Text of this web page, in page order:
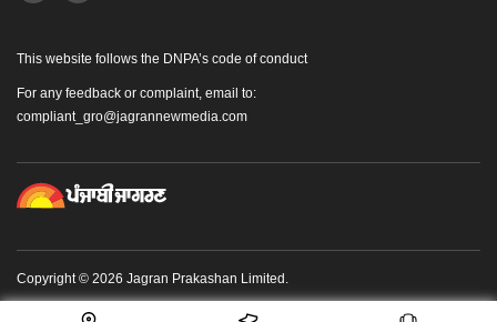
This website follows the DNPA’s code of conduct
For any feedback or complaint, email to:
compliant_gro@jagrannewmedia.com
Copyright © 2026 Jagran Prakashan Limited.